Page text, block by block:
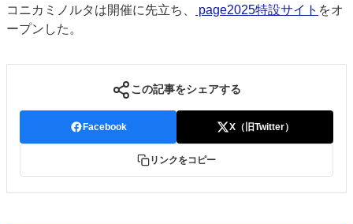
コニカミノルタは開催に先立ち、 page2025特設サイト をオ
ープンした。
この記事をシェアする
Facebook X（旧Twitter）
リンクをコピー